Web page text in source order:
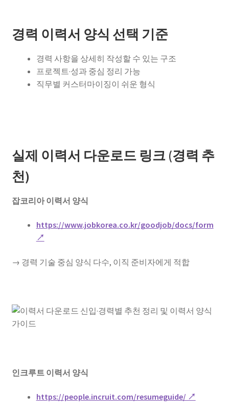
경력 이력서 양식 선택 기준
경력 사항을 상세히 작성할 수 있는 구조
프로젝트·성과 중심 정리 가능
직무별 커스터마이징이 쉬운 형식
실제 이력서 다운로드 링크 (경력 추
천)
잡코리아 이력서 양식
https://www.jobkorea.co.kr/goodjob/docs/form
↗
→ 경력 기술 중심 양식 다수, 이직 준비자에게 적합
인크루트 이력서 양식
https://people.incruit.com/resumeguide/ ↗